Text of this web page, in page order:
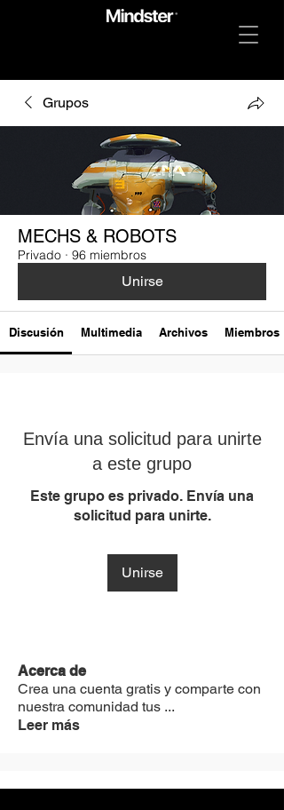
Grupos
MECHS & ROBOTS
Privado · 96 miembros
Unirse
Discusión Multimedia Archivos Miembros
Envía una solicitud para unirte
a este grupo
Este grupo es privado. Envía una
solicitud para unirte.
Unirse
Acerca de
Crea una cuenta gratis y comparte con
nuestra comunidad tus ...
Leer más